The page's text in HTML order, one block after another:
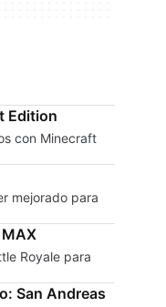
Edition
con Minecraft
mejorado para
MAX
Royale para
San Andreas